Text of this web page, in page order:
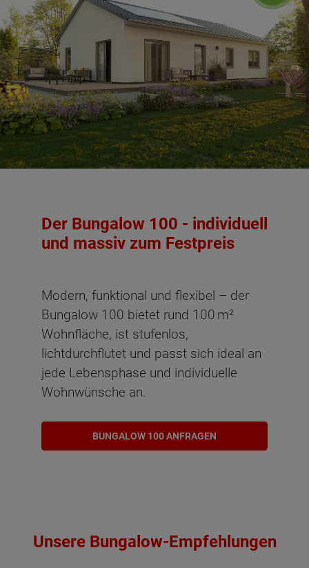
Der Bungalow 100 - individuell
und massiv zum Festpreis
Modern, funktional und flexibel – der
Bungalow 100 bietet rund 100 m²
Wohnfläche, ist stufenlos,
lichtdurchflutet und passt sich ideal an
jede Lebensphase und individuelle
Wohnwünsche an.
BUNGALOW 100 ANFRAGEN
Unsere Bungalow-Empfehlungen